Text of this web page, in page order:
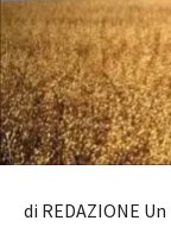
di REDAZIONE